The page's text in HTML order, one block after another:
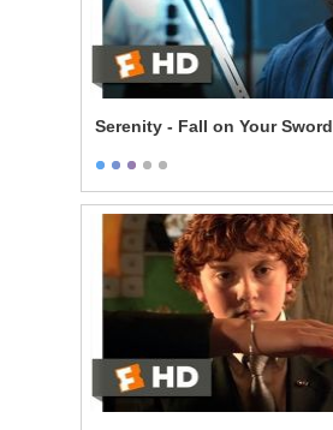
Serenity - Fall on Your Sword